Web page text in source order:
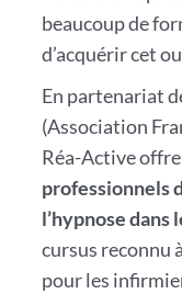
beaucoup de
d’acquérir cet
En partenariat
(Association
Réa-Active
professionnels
l’hypnose
cursus reconnu
pour les